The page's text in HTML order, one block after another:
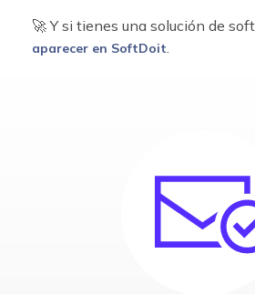
🚀 Y si tienes una solución de
aparecer en SoftDoit.